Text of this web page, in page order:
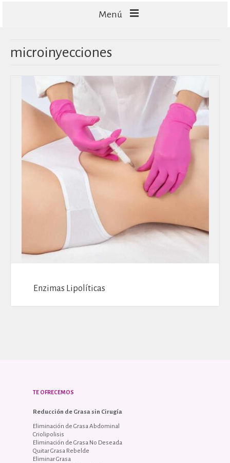
Menú
CAPILARES
microinyecciones
Enzimas Lipolíticas
TE OFRECEMOS
Reducción de Grasa sin Cirugía
Eliminación de Grasa Abdominal
Criolipolisis
Eliminación de Grasa No Deseada
Quitar Grasa Rebelde
Eliminar Grasa